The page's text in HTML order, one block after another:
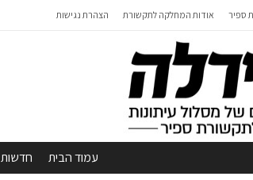
ספיר אודות המחלקה לתקשורת הצהרת נגישות
עמוד הבית חדשות